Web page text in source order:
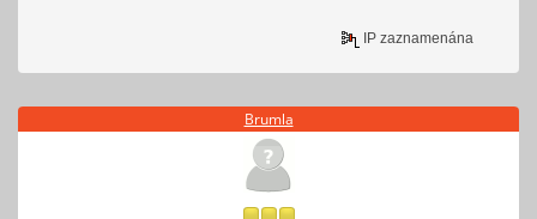
IP zaznamenána
Brumla